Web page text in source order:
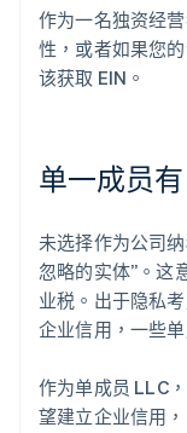
作为一名独资经
性，或者如果您
该获取 EIN。
单一成员
未选择作为公司
忽略的实体”。这
业税。出于隐私
企业信用，一些
作为单成员 LLC
望建立企业信用